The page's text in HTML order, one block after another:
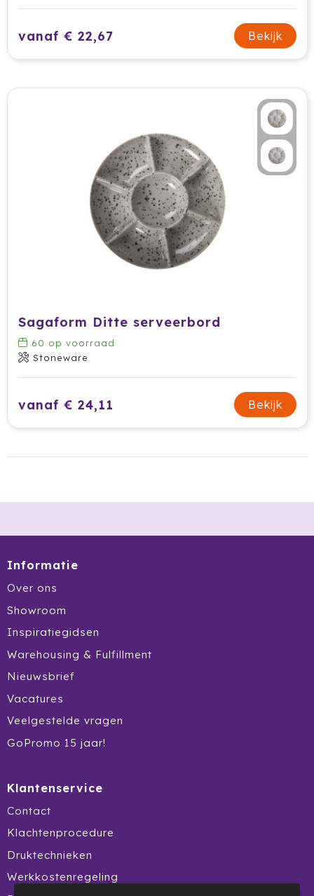
vanaf € 22,67 Bekijk
Sagaform Ditte serveerbord
60 op voorraad
Stoneware
vanaf € 24,11 Bekijk
Informatie
Over ons
Showroom
Inspiratiegidsen
Warehousing & Fulfillment
Nieuwsbrief
Vacatures
Veelgestelde vragen
GoPromo 15 jaar!
Klantenservice
Contact
Klachtenprocedure
Druktechnieken
Werkkostenregeling